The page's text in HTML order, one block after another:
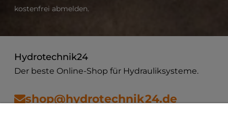
kostenfrei abmelden.
Hydrotechnik24
Der beste Online-Shop für Hydrauliksysteme.
shop@hydrotechnik24.de